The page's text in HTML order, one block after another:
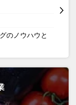
のノウハウと